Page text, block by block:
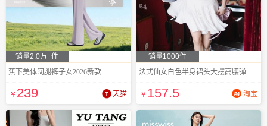
销量2.0万+件
蕉下美体阔腿裤子女2026新款
¥239 天猫
销量1000件
法式仙女白色半身裙头大摆高腰弹力短裙
¥157.5 淘宝